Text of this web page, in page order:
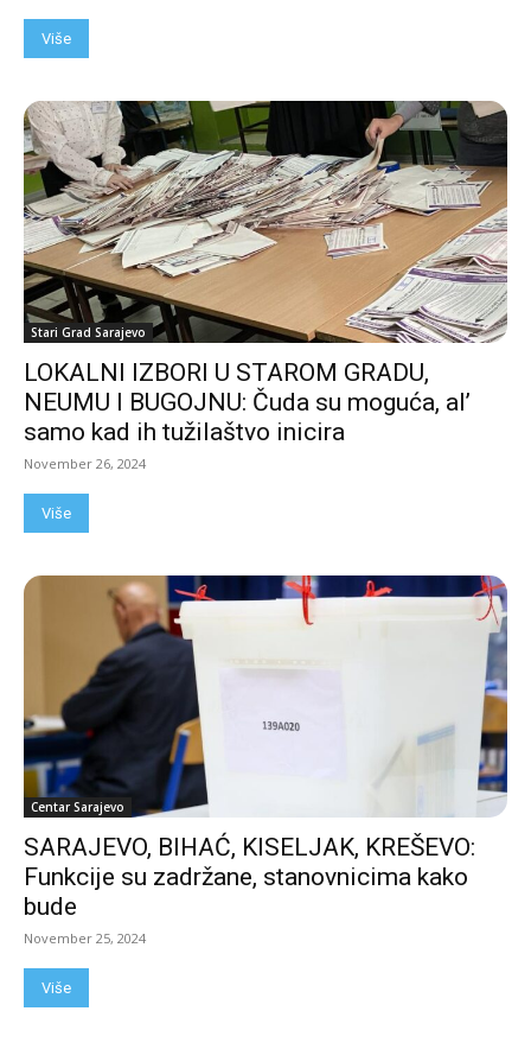
Više
Stari Grad Sarajevo
LOKALNI IZBORI U STAROM GRADU,
NEUMU I BUGOJNU: Čuda su moguća, al’
samo kad ih tužilaštvo inicira
November 26, 2024
Više
Centar Sarajevo
SARAJEVO, BIHAĆ, KISELJAK, KREŠEVO:
Funkcije su zadržane, stanovnicima kako
bude
November 25, 2024
Više